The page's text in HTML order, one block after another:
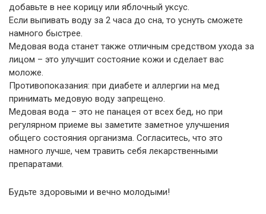
добавьте в нее корицу или яблочный уксус.
Если выпивать воду за 2 часа до сна, то уснуть сможете
намного быстрее.
Медовая вода станет также отличным средством ухода за
лицом – это улучшит состояние кожи и сделает вас
моложе.
Противопоказания: при диабете и аллергии на мед
принимать медовую воду запрещено.
Медовая вода – это не панацея от всех бед, но при
регулярном приеме вы заметите заметное улучшения
общего состояния организма. Согласитесь, что это
намного лучше, чем травить себя лекарственными
препаратами.
Будьте здоровыми и вечно молодыми!